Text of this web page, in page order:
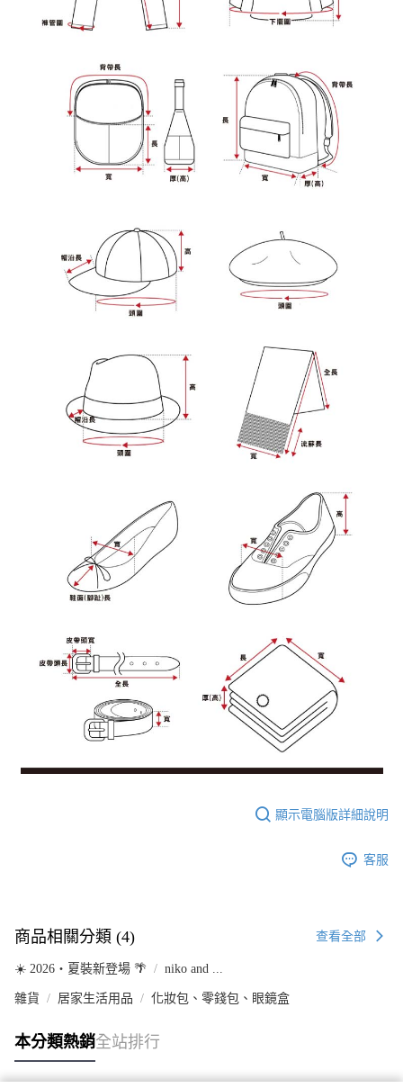
顯示電腦版詳細說明
客服
商品相關分類 (4) 查看全部
☀️ 2026・夏裝新登場 🌴 niko and ...
雜貨 居家生活用品 化妝包、零錢包、眼鏡盒
本分類熱銷全站排行